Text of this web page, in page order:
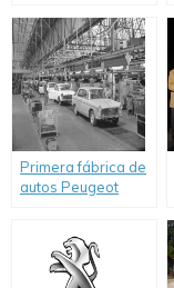
sostenible están
presentes en el 6º
Salón Internacional
del Automóvil
Primera fábrica de
autos Peugeot